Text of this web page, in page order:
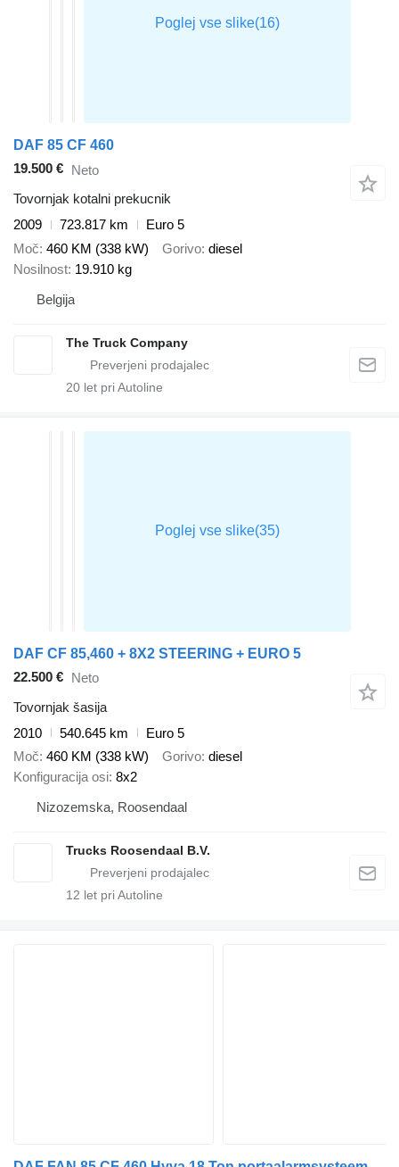
DAF 85 CF 460
19.500 € Neto
Tovornjak kotalni prekucnik
2009
723.817 km
Euro 5
Moč 460 KM (338 kW) Gorivo diesel
Nosilnost 19.910 kg
Belgija
The Truck Company
20 let pri Autoline
DAF CF 85,460 + 8X2 STEERING + EURO 5
22.500 €
Neto
Tovornjak šasija
2010
540.645 km
Euro 5
Moč 460 KM (338 kW) Gorivo diesel
Konfiguracija osi 8x2
Nizozemska, Roosendaal
Trucks Roosendaal B.V.
12 let pri Autoline